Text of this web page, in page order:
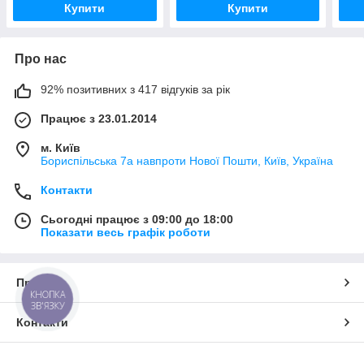
Купити Купити
Про нас
92% позитивних з 417 відгуків за рік
Працює з 23.01.2014
м. Київ
Бориспільська 7а навпроти Нової Пошти, Київ, Україна
Контакти
Сьогодні працює з 09:00 до 18:00
Показати весь графік роботи
Про нас
Контакти
КНОПКА
ЗВ'ЯЗКУ